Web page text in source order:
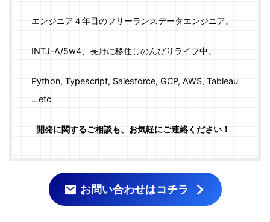
エンジニア４年目のフリーランスデータエンジニア。
INTJ-A/5w4、長野に移住しのんびりライフ中。
Python, Typescript, Salesforce, GCP, AWS, Tableau
…etc
開発に関するご相談も、お気軽にご連絡ください！
お問い合わせはコチラ